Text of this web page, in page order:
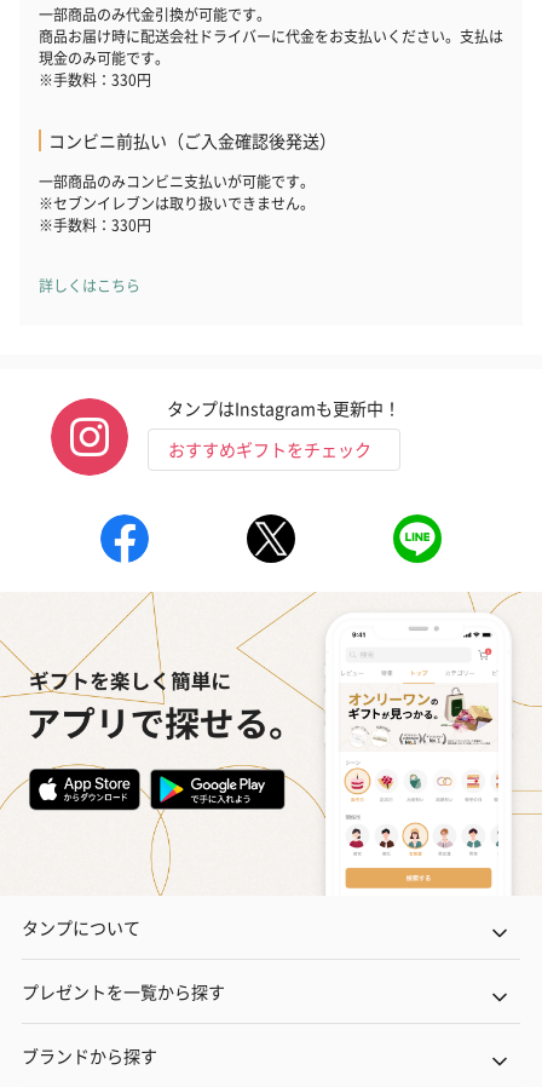
一部商品のみ代金引換が可能です。
商品お届け時に配送会社ドライバーに代金をお支払いください。支払は
現金のみ可能です。
※手数料：330円
コンビニ前払い（ご入金確認後発送）
一部商品のみコンビニ支払いが可能です。
※セブンイレブンは取り扱いできません。
※手数料：330円
詳しくはこちら
タンプはInstagramも更新中！
おすすめギフトをチェック
タンプについて
プレゼントを一覧から探す
ブランドから探す